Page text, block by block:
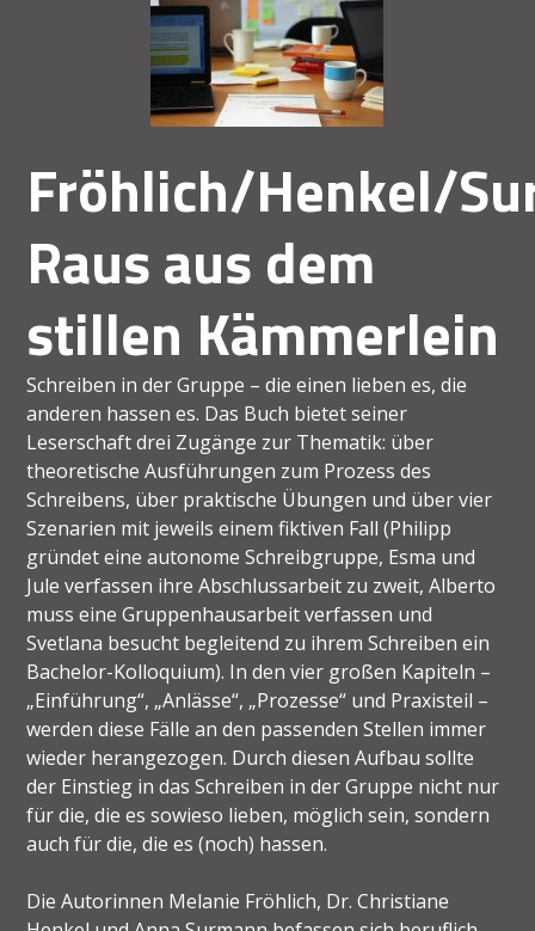
Fröhlich/Henkel/
Raus aus dem
stillen Kämmerlein
Schreiben in der Gruppe – die einen lieben es, die
anderen hassen es. Das Buch bietet seiner
Leserschaft drei Zugänge zur Thematik: über
theoretische Ausführungen zum Prozess des
Schreibens, über praktische Übungen und über vier
Szenarien mit jeweils einem fiktiven Fall (Philipp
gründet eine autonome Schreibgruppe, Esma und
Jule verfassen ihre Abschlussarbeit zu zweit, Alberto
muss eine Gruppenhausarbeit verfassen und
Svetlana besucht begleitend zu ihrem Schreiben ein
Bachelor-Kolloquium). In den vier großen Kapiteln –
„Einführung“, „Anlässe“, „Prozesse“ und Praxisteil –
werden diese Fälle an den passenden Stellen immer
wieder herangezogen. Durch diesen Aufbau sollte
der Einstieg in das Schreiben in der Gruppe nicht nur
für die, die es sowieso lieben, möglich sein, sondern
auch für die, die es (noch) hassen.
Die Autorinnen Melanie Fröhlich, Dr. Christiane